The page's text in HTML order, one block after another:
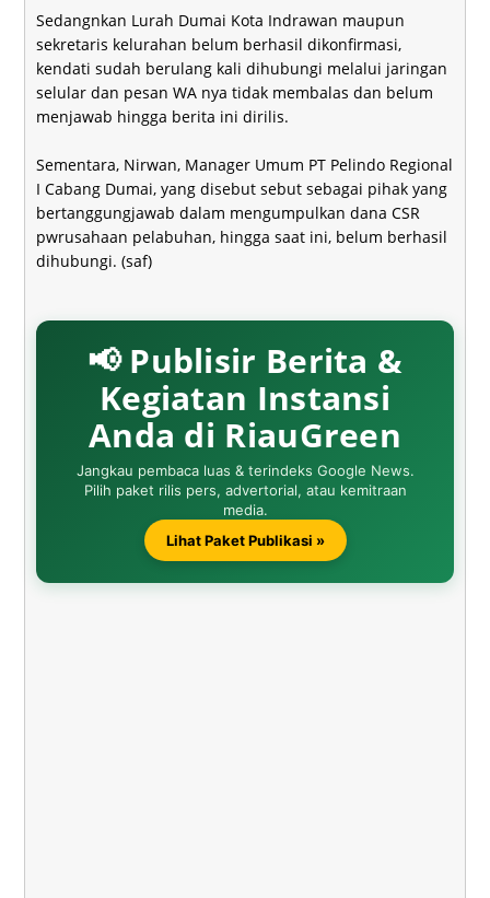
Sedangnkan Lurah Dumai Kota Indrawan maupun
sekretaris kelurahan belum berhasil dikonfirmasi,
kendati sudah berulang kali dihubungi melalui jaringan
selular dan pesan WA nya tidak membalas dan belum
menjawab hingga berita ini dirilis.
Sementara, Nirwan, Manager Umum PT Pelindo Regional
I Cabang Dumai, yang disebut sebut sebagai pihak yang
bertanggungjawab dalam mengumpulkan dana CSR
pwrusahaan pelabuhan, hingga saat ini, belum berhasil
dihubungi. (saf)
📢 Publisir Berita &
Kegiatan Instansi
Anda di RiauGreen
Jangkau pembaca luas & terindeks Google News.
Pilih paket rilis pers, advertorial, atau kemitraan
media.
Lihat Paket Publikasi »